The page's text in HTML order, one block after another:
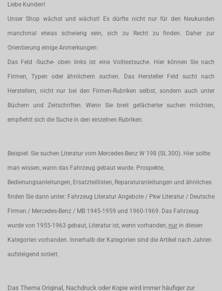
Liebe Kunden!
Unser Shop wächst und wächst! Es dürfte nicht nur für den Neukunden
manchmal etwas schwierig sein, sich zu Recht zu finden. Daher zur
Orientierung einige Anmerkungen:
Das Feld -Suche- oben links ist eine Volltextsuche. Hier können Sie nach
Firmen, Typen oder ähnlichem suchen. Das Hersteller Feld sucht nach
Herstellern, nicht nur bei den Firmen-Rubriken selbst, sondern auch unter
Büchern und Zeitschriften. Wenn Sie breit gefächerter suchen möchten,
empfiehlt sich die Suche in den einzelnen Rubriken.
Beispiel: Sie suchen Literatur vom Mercedes-Benz W 198 (SL 300). Hier sollte
man wissen, wann das Fahrzeug gebaut wurde. Prospekte,
Bedienungsanleitungen, Ersatzteillisten, Reparaturanleitungen und ähnliches
finden Sie dann unter: Fahrzeug Literatur Angebote / Pkw Literatur / Deutsche
Firmen / Mercedes-Benz / MB 1945-1959 und 1960-1969. Das Fahrzeug
wurde von 1955-1963 gebaut, Literatur ist, wenn vorhanden, nur in diesen
Kategorien vorhanden. Innerhalb der Kategorien sind die Artikel nach Jahren
aufsteigend sotiert.
Das Thema Original, Nachdruck oder Kopie wird immer häufiger zur